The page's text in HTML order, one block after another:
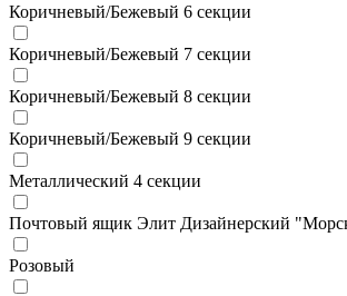
Коричневый/Бежевый 6 секции
Коричневый/Бежевый 7 секции
Коричневый/Бежевый 8 секции
Коричневый/Бежевый 9 секции
Металлический 4 секции
Почтовый ящик Элит Дизайнерский
Розовый